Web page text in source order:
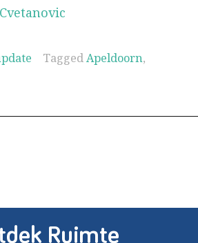
TaggedApeldoorn,
Ruimte